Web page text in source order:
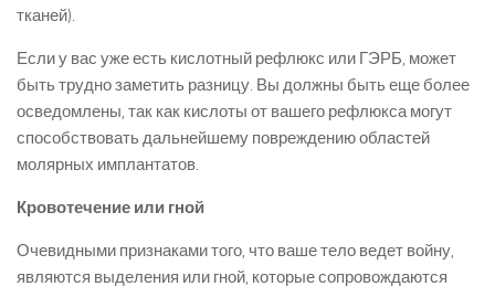
тканей).
Если у вас уже есть кислотный рефлюкс или ГЭРБ, может
быть трудно заметить разницу. Вы должны быть еще более
осведомлены, так как кислоты от вашего рефлюкса могут
способствовать дальнейшему повреждению областей
молярных имплантатов.
Кровотечение или гной
Очевидными признаками того, что ваше тело ведет войну,
являются выделения или гной, которые сопровождаются